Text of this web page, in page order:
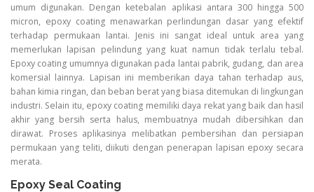
umum digunakan. Dengan ketebalan aplikasi antara 300 hingga 500
micron, epoxy coating menawarkan perlindungan dasar yang efektif
terhadap permukaan lantai. Jenis ini sangat ideal untuk area yang
memerlukan lapisan pelindung yang kuat namun tidak terlalu tebal.
Epoxy coating umumnya digunakan pada lantai pabrik, gudang, dan area
komersial lainnya. Lapisan ini memberikan daya tahan terhadap aus,
bahan kimia ringan, dan beban berat yang biasa ditemukan di lingkungan
industri. Selain itu, epoxy coating memiliki daya rekat yang baik dan hasil
akhir yang bersih serta halus, membuatnya mudah dibersihkan dan
dirawat. Proses aplikasinya melibatkan pembersihan dan persiapan
permukaan yang teliti, diikuti dengan penerapan lapisan epoxy secara
merata.
Epoxy Seal Coating